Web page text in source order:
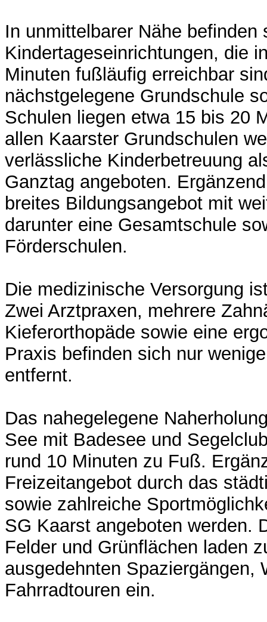
In unmittelbarer Nähe befinden
Kindertageseinrichtungen, die
Minuten fußläufig erreichbar
nächstgelegene Grundschule
Schulen liegen etwa 15 bis 20
allen Kaarster Grundschulen
verlässliche Kinderbetreuung
Ganztag angeboten.
breites Bildungsangebot mit
darunter eine Gesamtschule
Förderschulen.
Die medizinische Versorgung
Zwei Arztpraxen, mehrere
Kieferorthopäde sowie eine
Praxis befinden sich nur
entfernt.
Das nahegelegene
See mit Badesee und
rund 10 Minuten zu Fuß.
Freizeitangebot durch das
sowie zahlreiche
SG Kaarst angeboten werden.
Felder und Grünflächen laden
ausgedehnten Spaziergängen,
Fahrradtouren ein.